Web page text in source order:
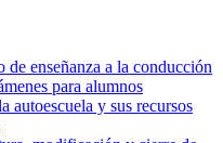
de enseñanza a la conducción
para alumnos
autoescuela y sus recursos